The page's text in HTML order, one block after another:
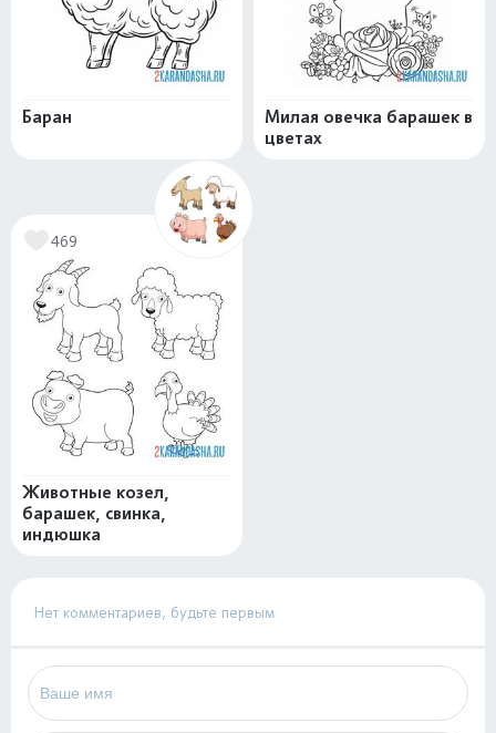
Баран
Милая овечка барашек в
цветах
469
Животные козел,
барашек, свинка,
индюшка
Нет комментариев, будьте первым